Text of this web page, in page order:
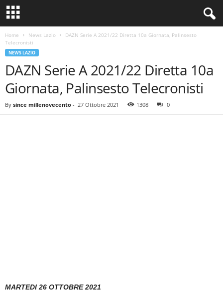
Home News Lazio
DAZN Serie A 2021/22 Diretta 10a Giornata, Palinsesto
Telecronisti
NEWS LAZIO
DAZN Serie A 2021/22 Diretta 10a
Giornata, Palinsesto Telecronisti
By since millenovecento - 27 Ottobre 2021 1308 0
MARTEDI 26 OTTOBRE 2021